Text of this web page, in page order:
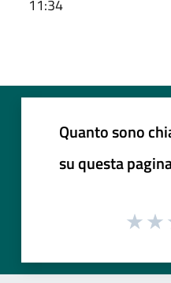
11:34
Quanto sono
su questa